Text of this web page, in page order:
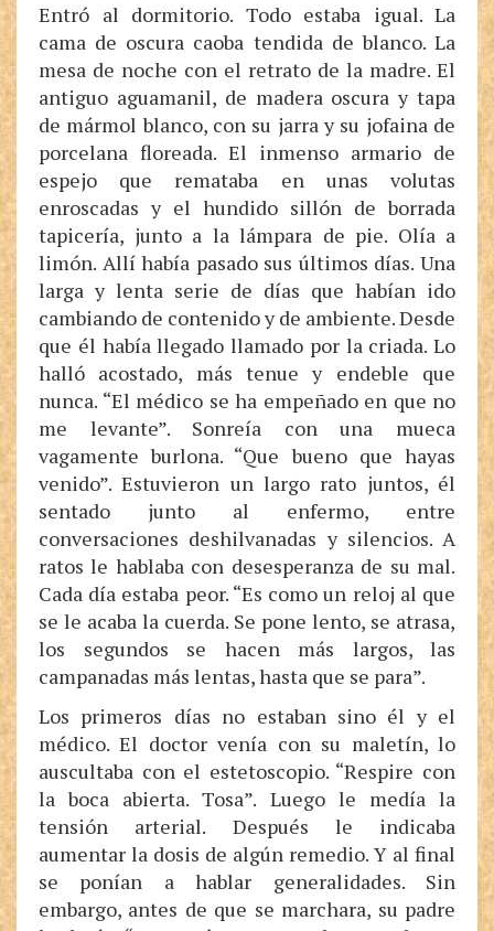
Entró al dormitorio. Todo estaba igual. La
cama de oscura caoba tendida de blanco. La
mesa de noche con el retrato de la madre. El
antiguo aguamanil, de madera oscura y tapa
de mármol blanco, con su jarra y su jofaina de
porcelana floreada. El inmenso armario de
espejo que remataba en unas volutas
enroscadas y el hundido sillón de borrada
tapicería, junto a la lámpara de pie. Olía a
limón. Allí había pasado sus últimos días. Una
larga y lenta serie de días que habían ido
cambiando de contenido y de ambiente. Desde
que él había llegado llamado por la criada. Lo
halló acostado, más tenue y endeble que
nunca. “El médico se ha empeñado en que no
me levante”. Sonreía con una mueca
vagamente burlona. “Que bueno que hayas
venido”. Estuvieron un largo rato juntos, él
sentado junto al enfermo, entre
conversaciones deshilvanadas y silencios. A
ratos le hablaba con desesperanza de su mal.
Cada día estaba peor. “Es como un reloj al que
se le acaba la cuerda. Se pone lento, se atrasa,
los segundos se hacen más largos, las
campanadas más lentas, hasta que se para”.
Los primeros días no estaban sino él y el
médico. El doctor venía con su maletín, lo
auscultaba con el estetoscopio. “Respire con
la boca abierta. Tosa”. Luego le medía la
tensión arterial. Después le indicaba
aumentar la dosis de algún remedio. Y al final
se ponían a hablar generalidades. Sin
embargo, antes de que se marchara, su padre